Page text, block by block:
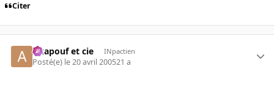
Citer
Akapouf et cie INpactien
Posté(e) le 20 avril 200521 a